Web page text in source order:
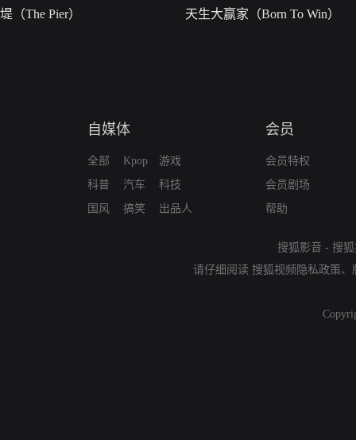
堤（The Pier） 天生大赢家（Born To Win）
自媒体
全部
科普
国风
Kpop
汽车
搞笑
游戏
科技
出品人
会员
会员特权
会员剧场
帮助
搜狐影音 - 搜
请仔细阅读 搜狐视频隐私政策、